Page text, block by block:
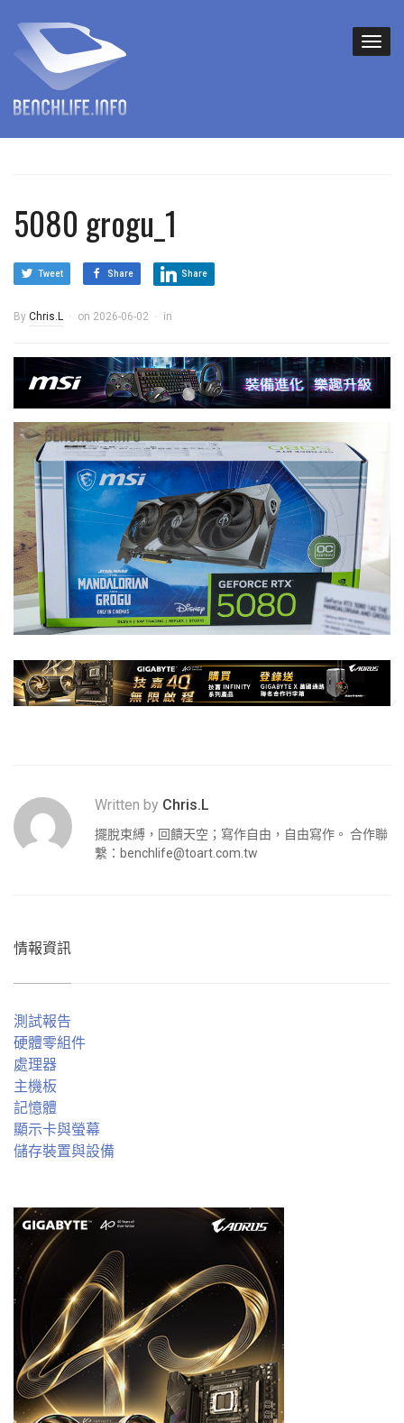
5080 grogu_1
Tweet Share Share
By Chris.L on 2026-06-02 in
Written by Chris.L
擺脫束縛，回饋天空；寫作自由，自由寫作。 合作聯
繫： benchlife@toart.com.tw
情報資訊
測試報告
硬體零組件
處理器
主機板
記憶體
顯示卡與螢幕
儲存裝置與設備